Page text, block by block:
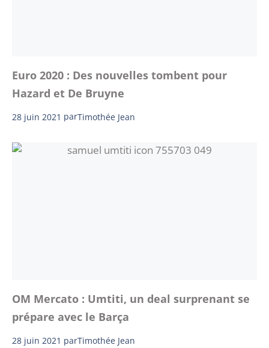
Euro 2020 : Des nouvelles tombent pour
Hazard et De Bruyne
28 juin 2021 parTimothée Jean
OM Mercato : Umtiti, un deal surprenant se
prépare avec le Barça
28 juin 2021 parTimothée Jean